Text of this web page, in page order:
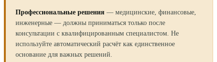
Профессиональные решения — медицинские, финансовые,
инженерные — должны приниматься только после
консультации с квалифицированным специалистом. Не
используйте автоматический расчёт как единственное
основание для важных решений.